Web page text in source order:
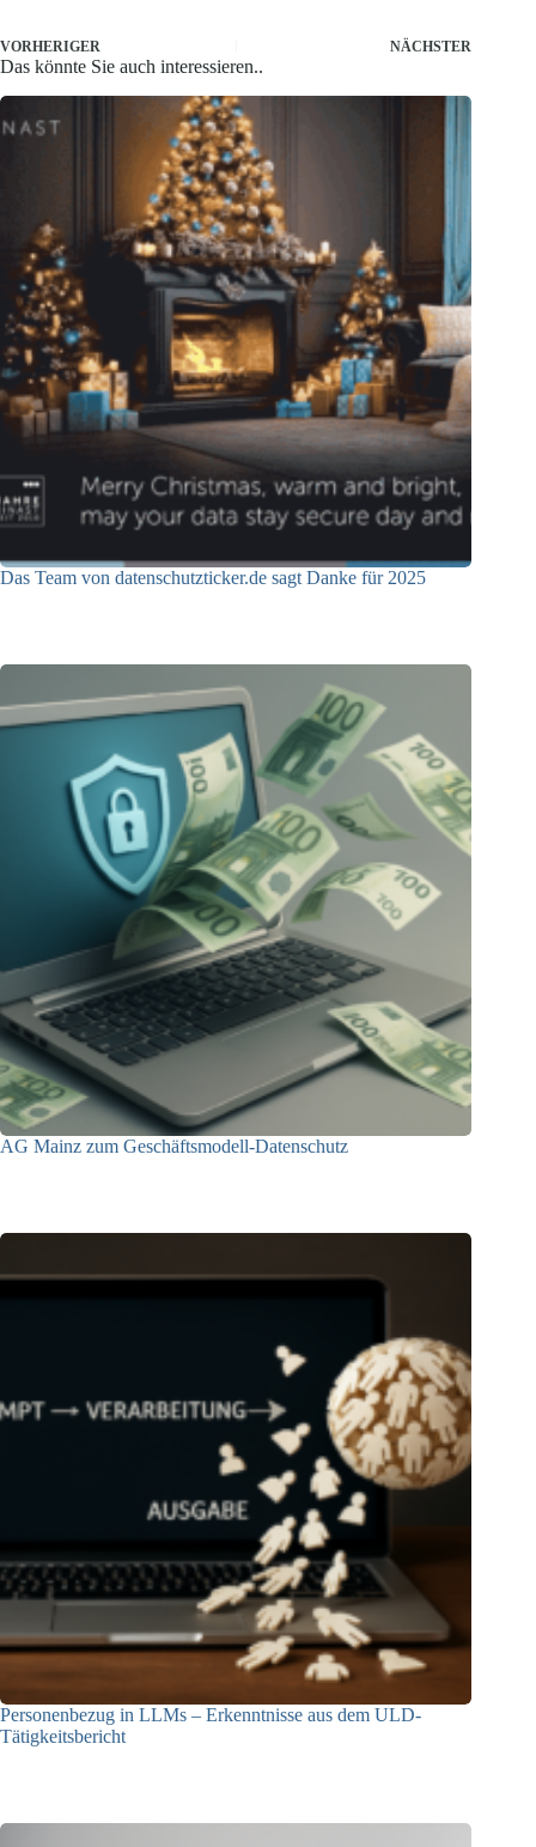
VORHERIGER NÄCHSTER
Das könnte Sie auch interessieren..
Das Team von datenschutzticker.de sagt Danke für 2025
AG Mainz zum Geschäftsmodell-Datenschutz
Personenbezug in LLMs – Erkenntnisse aus dem ULD-
Tätigkeitsbericht